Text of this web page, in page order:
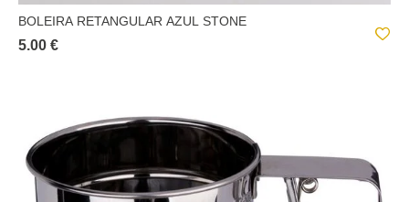
BOLEIRA RETANGULAR AZUL STONE
5.00 €